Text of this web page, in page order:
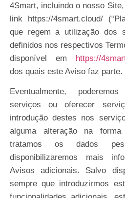
4Smart, incluindo o nosso
link https://4smart.cloud/
que regem a utilização dos
definidos nos respectivos
disponível em https://
dos quais este Aviso faz parte.
Eventualmente,
serviços ou oferecer
introdução destes nos
alguma alteração na
tratamos os dados
disponibilizaremos mais
Avisos adicionais. Salvo
sempre que introduzirmos